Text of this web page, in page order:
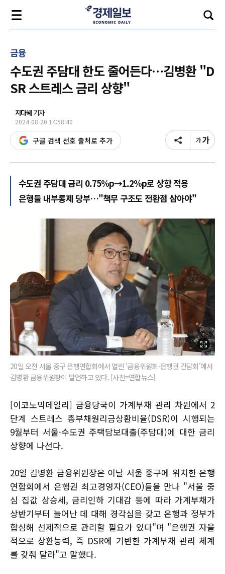
금융
수도권 주담대 한도 줄어든다…김병환 "D
SR 스트레스 금리 상향"
지다혜 기자
2024-08-20 14:58:40
구글 검색 선호 출처로 추가
수도권 주담대 금리 0.75%p→1.2%p로 상향 적용
은행들 내부통제 당부…"책무 구조도 전환점 삼아야"
20일 오전 서울 중구 은행연합회에서 열린 '금융위원회-은행권 간담회'에서
김병환 금융위원장이 발언하고 있다. [사진=연합뉴스]
[이코노믹데일리] 금융당국이 가계부채 관리 차원에서 2
단계 스트레스 총부채원리금상환비율(DSR)이 시행되는
9월부터 서울·수도권 주택담보대출(주담대)에 대한 금리
상향에 나선다.
20일 김병환 금융위원장은 이날 서울 중구에 위치한 은행
연합회에서 은행권 최고경영자(CEO)들을 만나 "서울 중
심 집값 상승세, 금리인하 기대감 등에 따라 가계부채가
상반기부터 늘어난 데 대해 경각심을 갖고 은행과 정부가
합심해 선제적으로 관리할 필요가 있다"며 "은행권 자율
적으로 상환능력, 즉 DSR에 기반한 가계부채 관리 체계
를 갖춰 달라"고 말했다.